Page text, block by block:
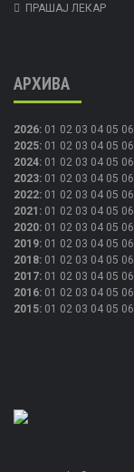
ПРАШАЈ ЛЕКАР
АРХИВА
2026: 01 02 03 04 05 06
2025: 01 02 03 04 05 06
2024: 01 02 03 04 05 06
2023: 01 02 03 04 05 06
2022: 01 02 03 04 05 06
2021 : 01 02 03 04 05 06
2020: 01 02 03 04 05 06
2019: 01 02 03 04 05 06
2018: 01 02 03 04 05 06
2017: 01 02 03 04 05 06
2016: 01 02 03 04 05 06
2015: 01 02 03 04 05 06